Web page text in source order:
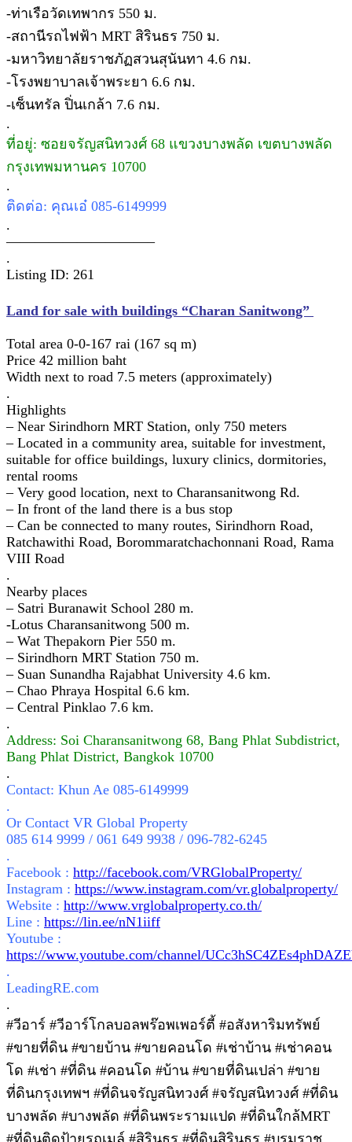
-ท่าเรือวัดเทพากร 550 ม.
-สถานีรถไฟฟ้า MRT สิรินธร 750 ม.
-มหาวิทยาลัยราชภัฏสวนสุนันทา 4.6 กม.
-โรงพยาบาลเจ้าพระยา 6.6 กม.
-เซ็นทรัล ปิ่นเกล้า 7.6 กม.
.
ที่อยู่: ซอยจรัญสนิทวงศ์ 68 แขวงบางพลัด เขตบางพลัด
กรุงเทพมหานคร 10700
.
ติดต่อ: คุณเอ๋ 085-6149999
.
——————————–
.
Listing ID: 261
Land for sale with buildings “Charan Sanitwong”
Total area 0-0-167 rai (167 sq m)
Price 42 million baht
Width next to road 7.5 meters (approximately)
.
Highlights
– Near Sirindhorn MRT Station, only 750 meters
– Located in a community area, suitable for investment,
suitable for office buildings, luxury clinics, dormitories,
rental rooms
– Very good location, next to Charansanitwong Rd.
– In front of the land there is a bus stop
– Can be connected to many routes, Sirindhorn Road,
Ratchawithi Road, Borommaratchachonnani Road, Rama
VIII Road
.
Nearby places
– Satri Buranawit School 280 m.
-Lotus Charansanitwong 500 m.
– Wat Thepakorn Pier 550 m.
– Sirindhorn MRT Station 750 m.
– Suan Sunandha Rajabhat University 4.6 km.
– Chao Phraya Hospital 6.6 km.
– Central Pinklao 7.6 km.
.
Address: Soi Charansanitwong 68, Bang Phlat Subdistrict,
Bang Phlat District, Bangkok 10700
.
Contact: Khun Ae 085-6149999
.
Or Contact VR Global Property
085 614 9999 / 061 649 9938 / 096-782-6245
.
Facebook : http://facebook.com/VRGlobalProperty/
Instagram : https://www.instagram.com/vr.globalproperty/
Website : http://www.vrglobalproperty.co.th/
Line : https://lin.ee/nN1iiff
Youtube :
https://www.youtube.com/channel/
.
LeadingRE.com
.
#วีอาร์ #วีอาร์โกลบอลพร๊อพเพอร์ตี้ #อสังหาริมทรัพย์
#ขายที่ดิน #ขายบ้าน #ขายคอนโด #เช่าบ้าน #เช่าคอน
โด #เช่า #ที่ดิน #คอนโด #บ้าน #ขายที่ดินเปล่า #ขาย
ที่ดินกรุงเทพฯ #ที่ดินจรัญสนิทวงศ์ #จรัญสนิทวงศ์ #ที่ดิน
บางพลัด #บางพลัด #ที่ดินพระรามแปด #ที่ดินใกล้MRT